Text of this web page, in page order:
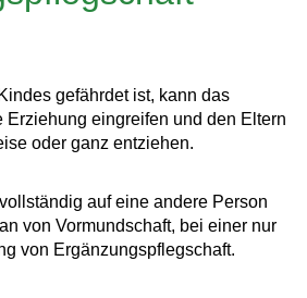
gefährdet ist, kann das
Erziehung eingreifen und den Eltern
oder ganz entziehen.
auf eine andere Person
von Vormundschaft, bei einer nur
von Ergänzungspflegschaft.